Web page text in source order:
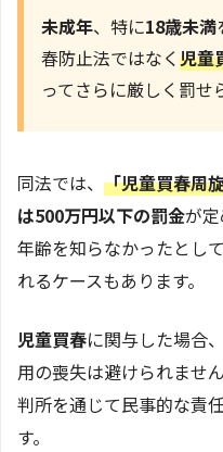
未成年、特に18歳未満
春防止法ではなく児童
ってさらに厳しく罰せ
同法では、 「児童買春周
は500万円以下の罰金が
年齢を知らなかったとし
れるケースもあります。
児童買春に関与した場合
用の喪失は避けられませ
判所を通じて民事的な責
す。